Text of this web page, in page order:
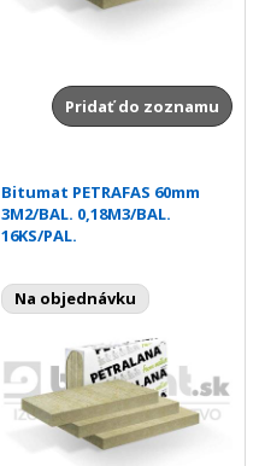
Pridať do zoznamu
Bitumat PETRAFAS 60mm
3M2/BAL. 0,18M3/BAL.
16KS/PAL.
Na objednávku